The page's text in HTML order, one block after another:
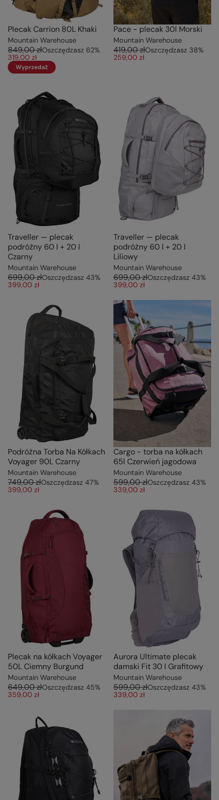
Plecak Carrion 80L Khaki
Mountain Warehouse
849,00 złOszczędzasz 62%
319,00 zł
Wyprzedaż
Pace - plecak 30l Morski
Mountain Warehouse
419,00 złOszczędzasz 38%
259,00 zł
Traveller — plecak
podróżny 60 l + 20 l
Czarny
Mountain Warehouse
699,00 złOszczędzasz 43%
399,00 zł
Traveller — plecak
podróżny 60 l + 20 l
Liliowy
Mountain Warehouse
699,00 złOszczędzasz 43%
399,00 zł
Podróżna Torba Na Kółkach
Voyager 90L Czarny
Mountain Warehouse
749,00 złOszczędzasz 47%
399,00 zł
Cargo - torba na kółkach
65l Czerwień jagodowa
Mountain Warehouse
599,00 złOszczędzasz 43%
339,00 zł
Plecak na kółkach Voyager
50L Ciemny Burgund
Mountain Warehouse
649,00 złOszczędzasz 45%
359,00 zł
Aurora Ultimate plecak
damski Fit 30 l Grafitowy
Mountain Warehouse
599,00 złOszczędzasz 43%
339,00 zł